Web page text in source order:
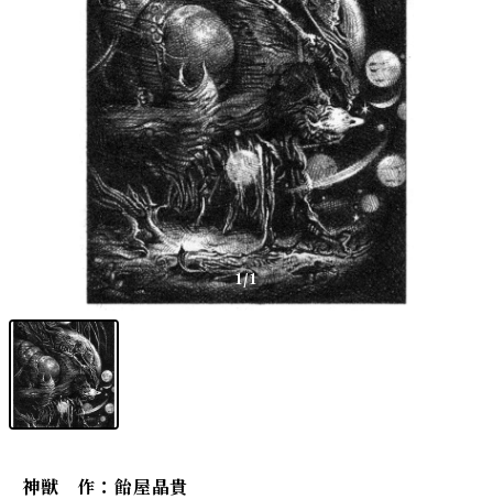
1/1
神獣 作：飴屋晶貴